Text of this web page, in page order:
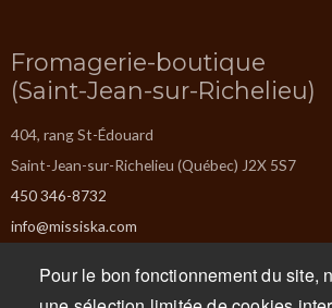
Fromagerie-boutique
(Saint-Jean-sur-Richelieu)
404, rang St-Édouard
Saint-Jean-sur-Richelieu (Québec) J2X 5S7
450 346-8732
info@missiska.com
Lundi : Fermé
Mardi : Fermé
Pour le bon fonctionnement du site,